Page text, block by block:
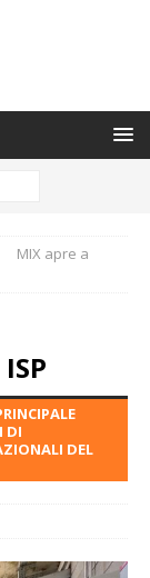
MIX apre a
DI
DEL